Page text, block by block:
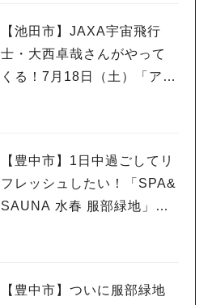
【池田市】JAXA宇宙飛行
士・大西卓哉さんがやって
くる！7月18日（土）「アマ
【豊中市】1日中過ごしてリ
フレッシュしたい！「SPA&
SAUNA 水春 服部緑地」、
【豊中市】ついに服部緑地